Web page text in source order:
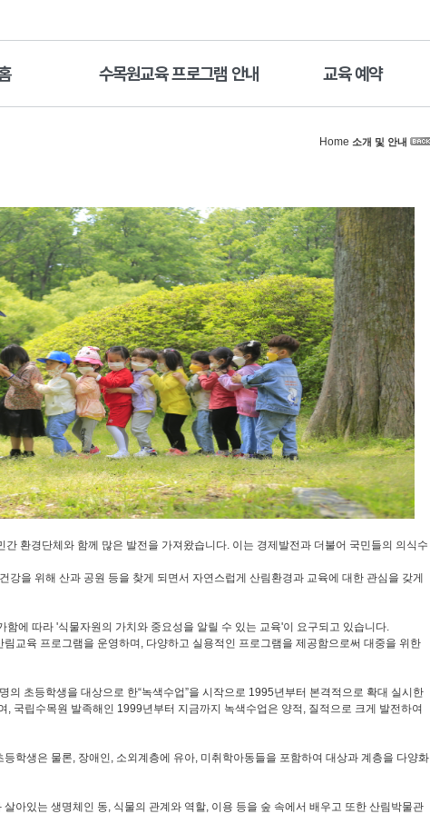
수목원교육 프로그램 안내 교육 예약
Home 소개 및 안내
환경단체와 함께 많은 발전을 가져왔습니다. 이는 경제발전과 더불어 국민들의 의식수
강을 위해 산과 공원 등을 찾게 되면서 자연스럽게 산림환경과 교육에 대한 관심을 갖게
함에 따라 '식물자원의 가치와 중요성을 알릴 수 있는 교육'이 요구되고 있습니다.
교육 프로그램을 운영하며, 다양하고 실용적인 프로그램을 제공함으로써 대중을 위한
의 초등학생을 대상으로 한“녹색수업”을 시작으로 1995년부터 본격적으로 확대 실시한
, 국립수목원 발족해인 1999년부터 지금까지 녹색수업은 양적, 질적으로 크게 발전하여
학생은 물론, 장애인, 소외계층에 유아, 미취학아동들을 포함하여 대상과 계층을 다양화
아있는 생명체인 동, 식물의 관계와 역할, 이용 등을 숲 속에서 배우고 또한 산림박물관